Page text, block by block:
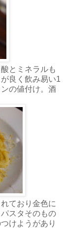
とミネラルも
良く飲み易い1
の値付け。酒
ており金色に
スタそのもの
けようがあり